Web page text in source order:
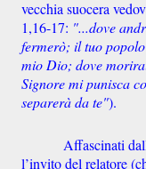
vecchia suocera
1,16-17: "...dove
fermerò; il tuo
mio Dio; dove
Signore mi punisca
separerà da te").
Affascinati
l’invito del relatore